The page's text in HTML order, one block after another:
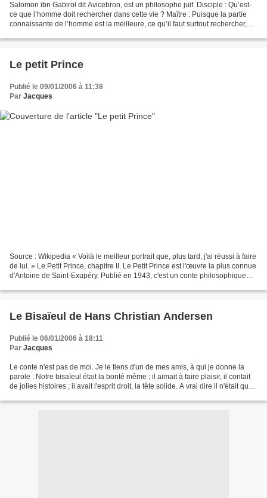
Salomon ibn Gabirol dit Avicebron, est un philosophe juif. Disciple : Qu’est-
ce que l’homme doit rechercher dans cette vie ? Maître : Puisque la partie
connaissante de l’homme est la meilleure, ce qu’il faut surtout rechercher,
Le petit Prince
Publié le 09/01/2006 à 11:38
Par Jacques
Source : Wikipedia « Voilà le meilleur portrait que, plus tard, j'ai réussi à faire
de lui. » Le Petit Prince, chapitre II. Le Petit Prince est l'œuvre la plus connue
d'Antoine de Saint-Exupéry. Publié en 1943, c'est un conte philosophique
Le Bisaïeul de Hans Christian Andersen
Publié le 06/01/2006 à 18:11
Par Jacques
Le conte n'est pas de moi. Je le tiens d'un de mes amis, à qui je donne la
parole : Notre bisaïeul était la bonté même ; il aimait à faire plaisir, il contait
de jolies histoires ; il avait l'esprit droit, la tête solide. A vrai dire il n'était que